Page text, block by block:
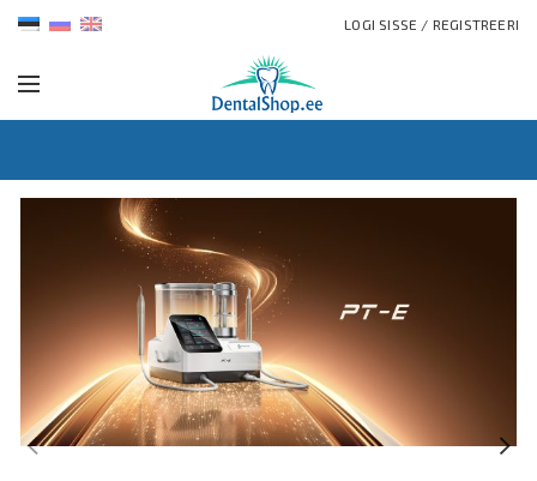
LOGI SISSE / REGISTREERI